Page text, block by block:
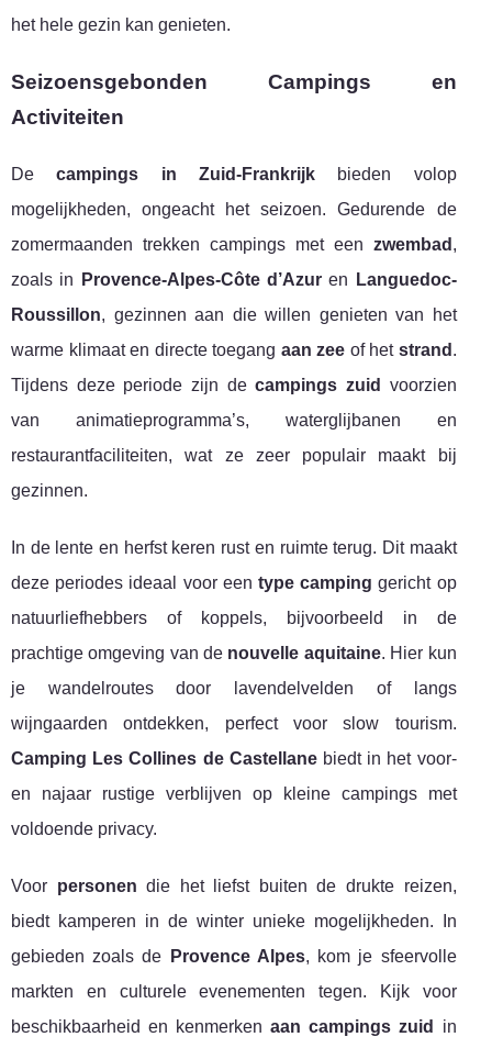
het hele gezin kan genieten.
Seizoensgebonden Campings en
Activiteiten
Decampings in Zuid-Frankrijkbieden volop
mogelijkheden, ongeacht het seizoen. Gedurende de
zomermaanden trekken campings met een zwembad ,
zoals in
Provence-Alpes-Côte d’Azuren
Languedoc-
Roussillon, gezinnen aan die willen genieten van het
warme klimaat en directe toegang aan zee of het strand .
Tijdens deze periode zijn decampings zuid
voorzien
van animatieprogramma’s, waterglijbanen en
restaurantfaciliteiten, wat ze zeer populair maakt bij
gezinnen.
In de lente en herfst keren rust en ruimte terug. Dit maakt
deze periodes ideaal voor een type camping gericht op
natuurliefhebbers of koppels, bijvoorbeeld in de
prachtige omgeving van de nouvelle aquitaine. Hier kun
je wandelroutes door lavendelvelden of langs
wijngaarden ontdekken, perfect voor slow tourism.
Camping Les Collines de Castellanebiedt in het voor-
en najaar rustige verblijven op kleine campings met
voldoende privacy.
Voor personen die het liefst buiten de drukte reizen,
biedt kamperen in de winter unieke mogelijkheden. In
gebieden zoals de
Provence Alpes, kom je sfeervolle
markten en culturele evenementen tegen. Kijk voor
beschikbaarheid en kenmerkenaan campings zuid
in